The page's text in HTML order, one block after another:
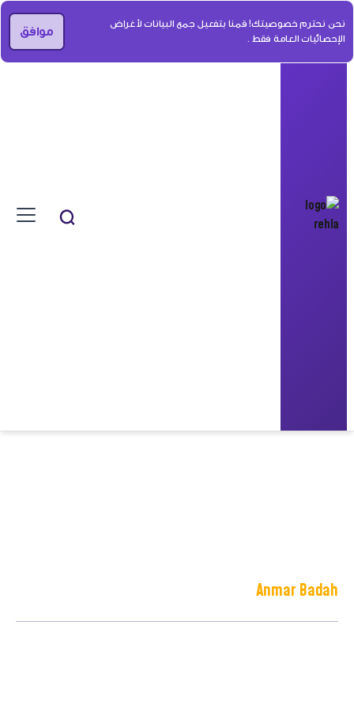
نحن نحترم خصوصيتك! قمنا بتفعيل جمع البيانات لأغراض
الإحصائيات العامة فقط .
موافق
Anmar Badah